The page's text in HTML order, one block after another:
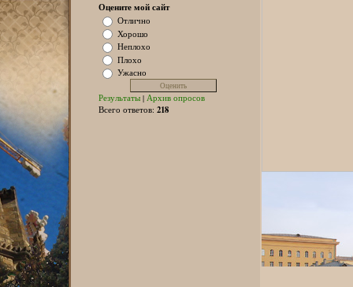
Оцените мой сайт
Отлично
Хорошо
Неплохо
Плохо
Ужасно
Результаты| Архив опросов
Всего ответов: 218